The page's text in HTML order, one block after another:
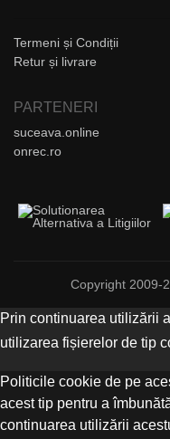
Termeni și Condiții
Retur și livrare
PARTENERI
suceava.online
onrec.ro
Copyright 2009-
Prin continuarea utilizării
utilizarea fișierelor de tip
Politicile cookie de pe
acest tip pentru a
continuarea utilizării